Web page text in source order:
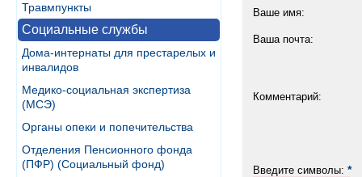
Травмпункты
Социальные службы
Дома-интернаты для престарелых и
инвалидов
Медико-социальная экспертиза
(МСЭ)
Органы опеки и попечительства
Отделения Пенсионного фонда
(ПФР) (Социальный фонд)
Ваше имя:
Ваша почта:
Комментарий:
Введите символы: *